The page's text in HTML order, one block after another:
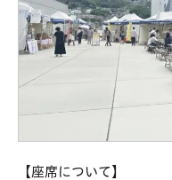
【座席について】